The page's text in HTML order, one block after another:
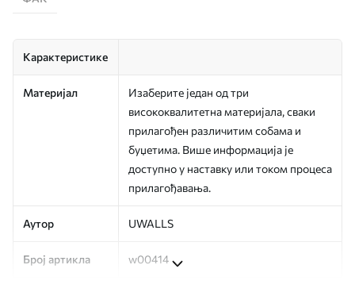
Карактеристике
Материјал
Изаберите један од три
висококвалитетна материјала, сваки
прилагођен различитим собама и
буџетима. Више информација је
доступно у наставку или током процеса
прилагођавања.
Аутор UWALLS
Број артикла w00414